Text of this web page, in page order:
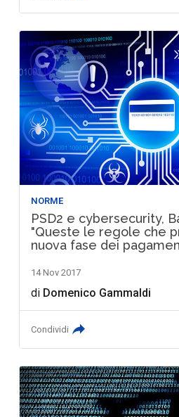
NORME
PSD2 e cybersecurity,
"Queste le regole che
nuova fase dei
14 Nov 2017
di Domenico Gammaldi
Condividi